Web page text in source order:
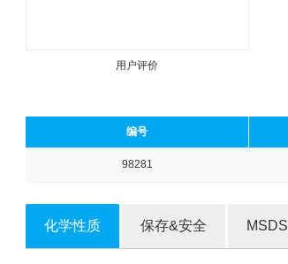
用户评价
编号
98281
化学性质 保存&安全 MSDS